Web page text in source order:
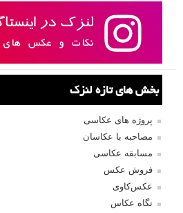
بخش های تازه لنزک
پروژه های عکاسی
مصاحبه با عکاسان
مسابقه عکاسی
فروش عکس
عکس‌کاوی
نگاه عکاس